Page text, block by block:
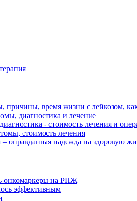
причины, время жизни с лейкозом,
диагностика и лечение
- стоимость лечения и
стоимость лечения
оправданная надежда на здоровую
онкомаркеры на РПЖ
эффективным